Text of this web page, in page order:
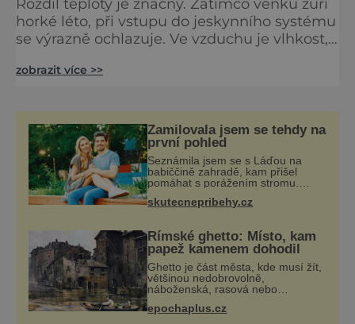
Rozdíl teploty je značný. Zatímco venku zuří
horké léto, při vstupu do jeskynního systému
se výrazně ochlazuje. Ve vzduchu je vlhkost,
stometrové hloubky propasti Macocha je
dno během pouhých čtyř vteřin. Píše se rok
1723. Kněz minoritského kláštera v Brně a
jeho pozdější p
zobrazit více >>
Zamilovala jsem se tehdy na
první pohled
Seznámila jsem se s Láďou na
babiččině zahradě, kam přišel
pomáhat s porážením stromu.
varovala… Babička se mě často
skutecnepribehy.cz
Římské ghetto: Místo, kam
papež kamenem dohodil
Ghetto je část města, kde musí žít,
většinou nedobrovolně,
náboženská, rasová nebo
Bohaté historické zkušenosti mají s
epochaplus.cz